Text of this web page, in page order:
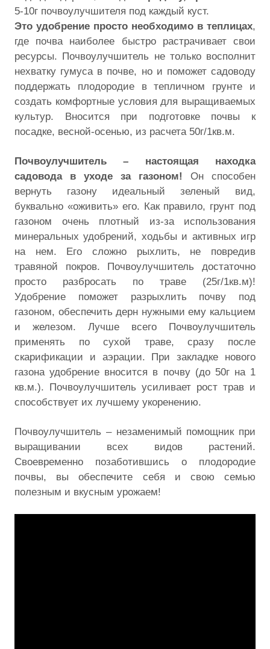
5-10г почвоулучшителя под каждый куст.
Это удобрение просто необходимо в теплицах,
где почва наиболее быстро растрачивает свои
ресурсы. Почвоулучшитель не только восполнит
нехватку гумуса в почве, но и поможет садоводу
поддержать плодородие в тепличном грунте и
создать комфортные условия для выращиваемых
культур. Вносится при подготовке почвы к
посадке, весной-осенью, из расчета 50г/1кв.м.
Почвоулучшитель – настоящая находка
садовода в уходе за газоном! Он способен
вернуть газону идеальный зеленый вид,
буквально «оживить» его. Как правило, грунт под
газоном очень плотный из-за использования
минеральных удобрений, ходьбы и активных игр
на нем. Его сложно рыхлить, не повредив
травяной покров. Почвоулучшитель достаточно
просто разбросать по траве (25г/1кв.м)!
Удобрение поможет разрыхлить почву под
газоном, обеспечить дерн нужными ему кальцием
и железом. Лучше всего Почвоулучшитель
применять по сухой траве, сразу после
скарификации и аэрации. При закладке нового
газона удобрение вносится в почву (до 50г на 1
кв.м.). Почвоулучшитель усиливает рост трав и
способствует их лучшему укоренению.
Почвоулучшитель – незаменимый помощник при
выращивании всех видов растений.
Своевременно позаботившись о плодородие
почвы, вы обеспечите себя и свою семью
полезным и вкусным урожаем!